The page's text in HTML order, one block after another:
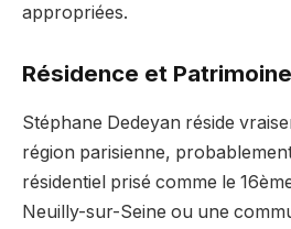
appropriées.
Résidence et
Stéphane Dedeyan réside
région parisienne,
résidentiel prisé comme le
Neuilly-sur-Seine ou une